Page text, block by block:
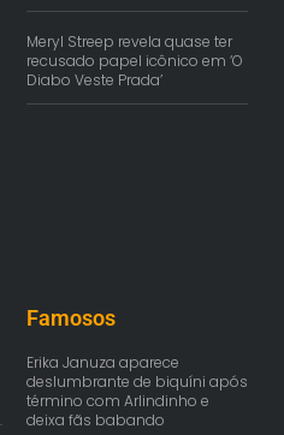
Meryl Streep revela quase ter
recusado papel icônico em ‘O
Diabo Veste Prada’
Famosos
Erika Januza aparece
deslumbrante de biquíni após
término com Arlindinho e
deixa fãs babando